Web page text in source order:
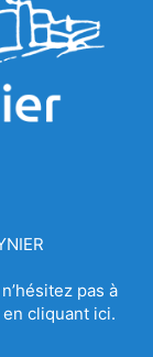
pas à
cliquant ici.